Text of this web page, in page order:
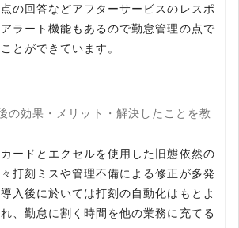
の回答などアフターサービスのレスポ
ラート機能もあるので勤怠管理の点で
とができています。
の効果・メリット・解決したことを教
ードとエクセルを使用した旧態依然の
打刻ミスや管理不備による修正が多発
入後に於いては打刻の自動化はもとよ
、勤怠に割く時間を他の業務に充てる